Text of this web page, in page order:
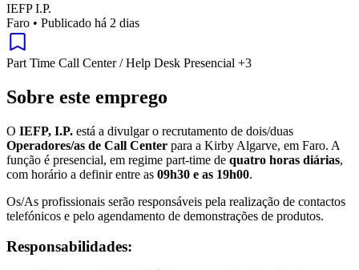
IEFP I.P.
Faro • Publicado há 2 dias
Part Time Call Center / Help Desk Presencial +3
Sobre este emprego
O IEFP, I.P. está a divulgar o recrutamento de dois/duas
Operadores/as de Call Center para a Kirby Algarve, em Faro. A
função é presencial, em regime part-time de quatro horas diárias,
com horário a definir entre as 09h30 e as 19h00.
Os/As profissionais serão responsáveis pela realização de contactos
telefónicos e pelo agendamento de demonstrações de produtos.
Responsabilidades: